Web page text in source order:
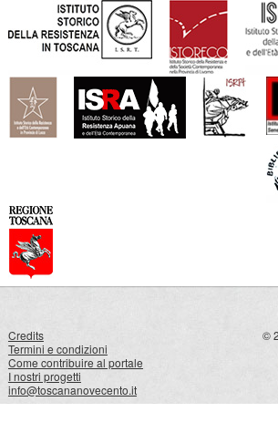
Credits
Termini e condizioni
Come contribuire al portale
I nostri progetti
info@toscananovecento.it
©